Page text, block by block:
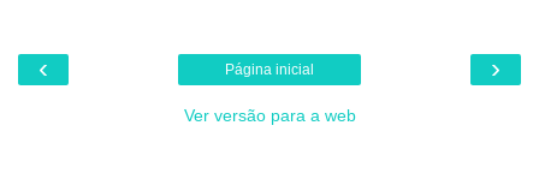
‹ ›
Página inicial
Ver versão para a web